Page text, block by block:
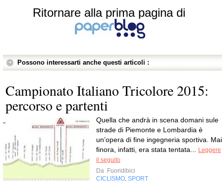
Ritornare alla prima pagina di
Possono interessarti anche questi articoli :
Campionato Italiano Tricolore 2015:
percorso e partenti
Quella che andrà in scena domani sule
strade di Piemonte e Lombardia è
un’opera di fine ingegneria sportiva. Mai
finora, infatti, era stata tentata...
Leggere
il seguito
Da Fuoridibici
CICLISMO SPORT